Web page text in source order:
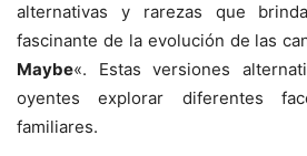
alternativas y rarezas que
fascinante de la evolución de las
Maybe«. Estas versiones
oyentes explorar diferentes
familiares.